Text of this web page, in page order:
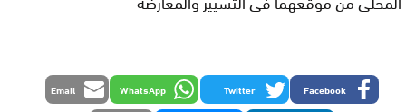
Facebook
Twitter
WhatsApp
Email